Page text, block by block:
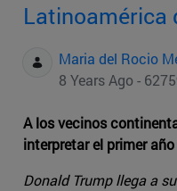
Latinoamérica
Maria del Rocio
8 Years Ago -
A los vecinos
interpretar el primer
Donald Trump llega a